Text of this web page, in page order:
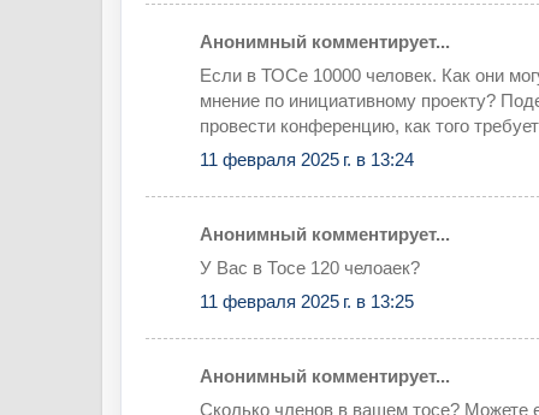
Анонимный комментирует...
Если в ТОСе 10000 человек. Как они
мнение по инициативному проекту?
провести конференцию, как того
11 февраля 2025 г. в 13:24
Анонимный комментирует...
У Вас в Тосе 120 челоаек?
11 февраля 2025 г. в 13:25
Анонимный комментирует...
Сколько членов в вашем тосе? Можете